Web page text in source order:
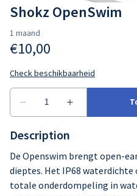
Andere
Tweedehands
Lessen
Shop
Blog
Strava
Shokz OpenSwim
Description
De Openswim brengt open-
dieptes. Het IP68
totale onderdompeling in